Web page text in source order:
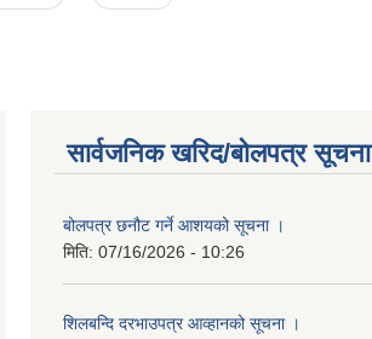
सार्वजनिक खरिद/बोलपत्र सूचना
बोलपत्र छनौट गर्ने आशयको सूचना ।
मिति: 07/16/2026 - 10:26
शिलबन्दि दरभाउपत्र आव्हानको सूचना ।